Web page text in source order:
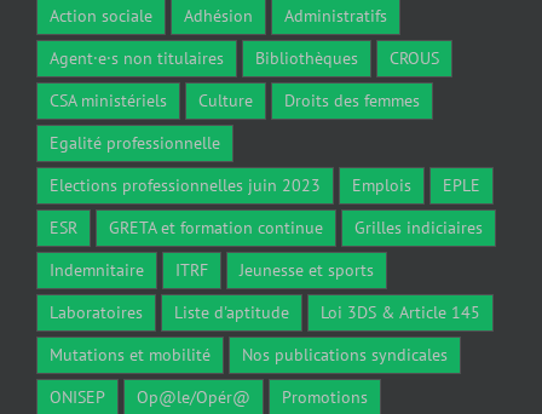
Action sociale
Adhésion
Administratifs
Agent·e·s non titulaires
Bibliothèques
CROUS
CSA ministériels
Culture
Droits des femmes
Egalité professionnelle
Elections professionnelles juin 2023
Emplois
EPLE
ESR
GRETA et formation continue
Grilles indiciaires
Indemnitaire
ITRF
Jeunesse et sports
Laboratoires
Liste d'aptitude
Loi 3DS & Article 145
Mutations et mobilité
Nos publications syndicales
ONISEP
Op@le/Opér@ Promotions